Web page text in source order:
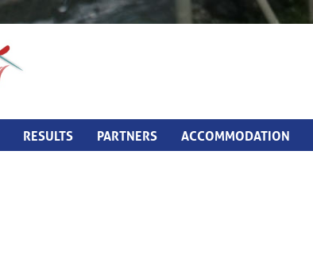
RESULTS PARTNERS ACCOMMODATION